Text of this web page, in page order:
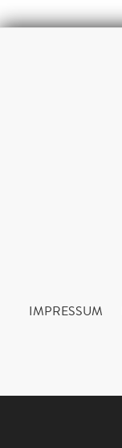
IMPRESSUM